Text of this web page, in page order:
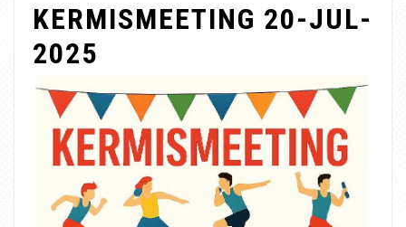
KERMISMEETING 20-JUL-
2025